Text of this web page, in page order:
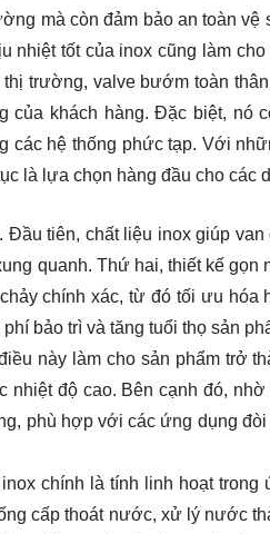
mà còn đảm bảo an toàn vệ
nhiệt tốt của inox cũng làm
trường, valve bướm toàn
của khách hàng. Đặc biệt, nó
các hệ thống phức tạp. Với
là lựa chọn hàng đầu cho các
tiên, chất liệu inox giúp
quanh. Thứ hai, thiết kế gọn
chính xác, từ đó tối ưu hóa
bảo trì và tăng tuổi thọ sản
này làm cho sản phẩm trở
độ cao. Bên cạnh đó,
phù hợp với các ứng dụng
chính là tính linh hoạt
cấp thoát nước, xử lý nước